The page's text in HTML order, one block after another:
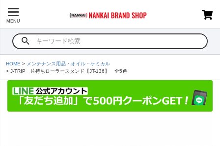
MENU
HOME
メンテナンス用品・オイル・ケミカル
J-TRIP 片持ちローラースタンド【JT-136】 全5色